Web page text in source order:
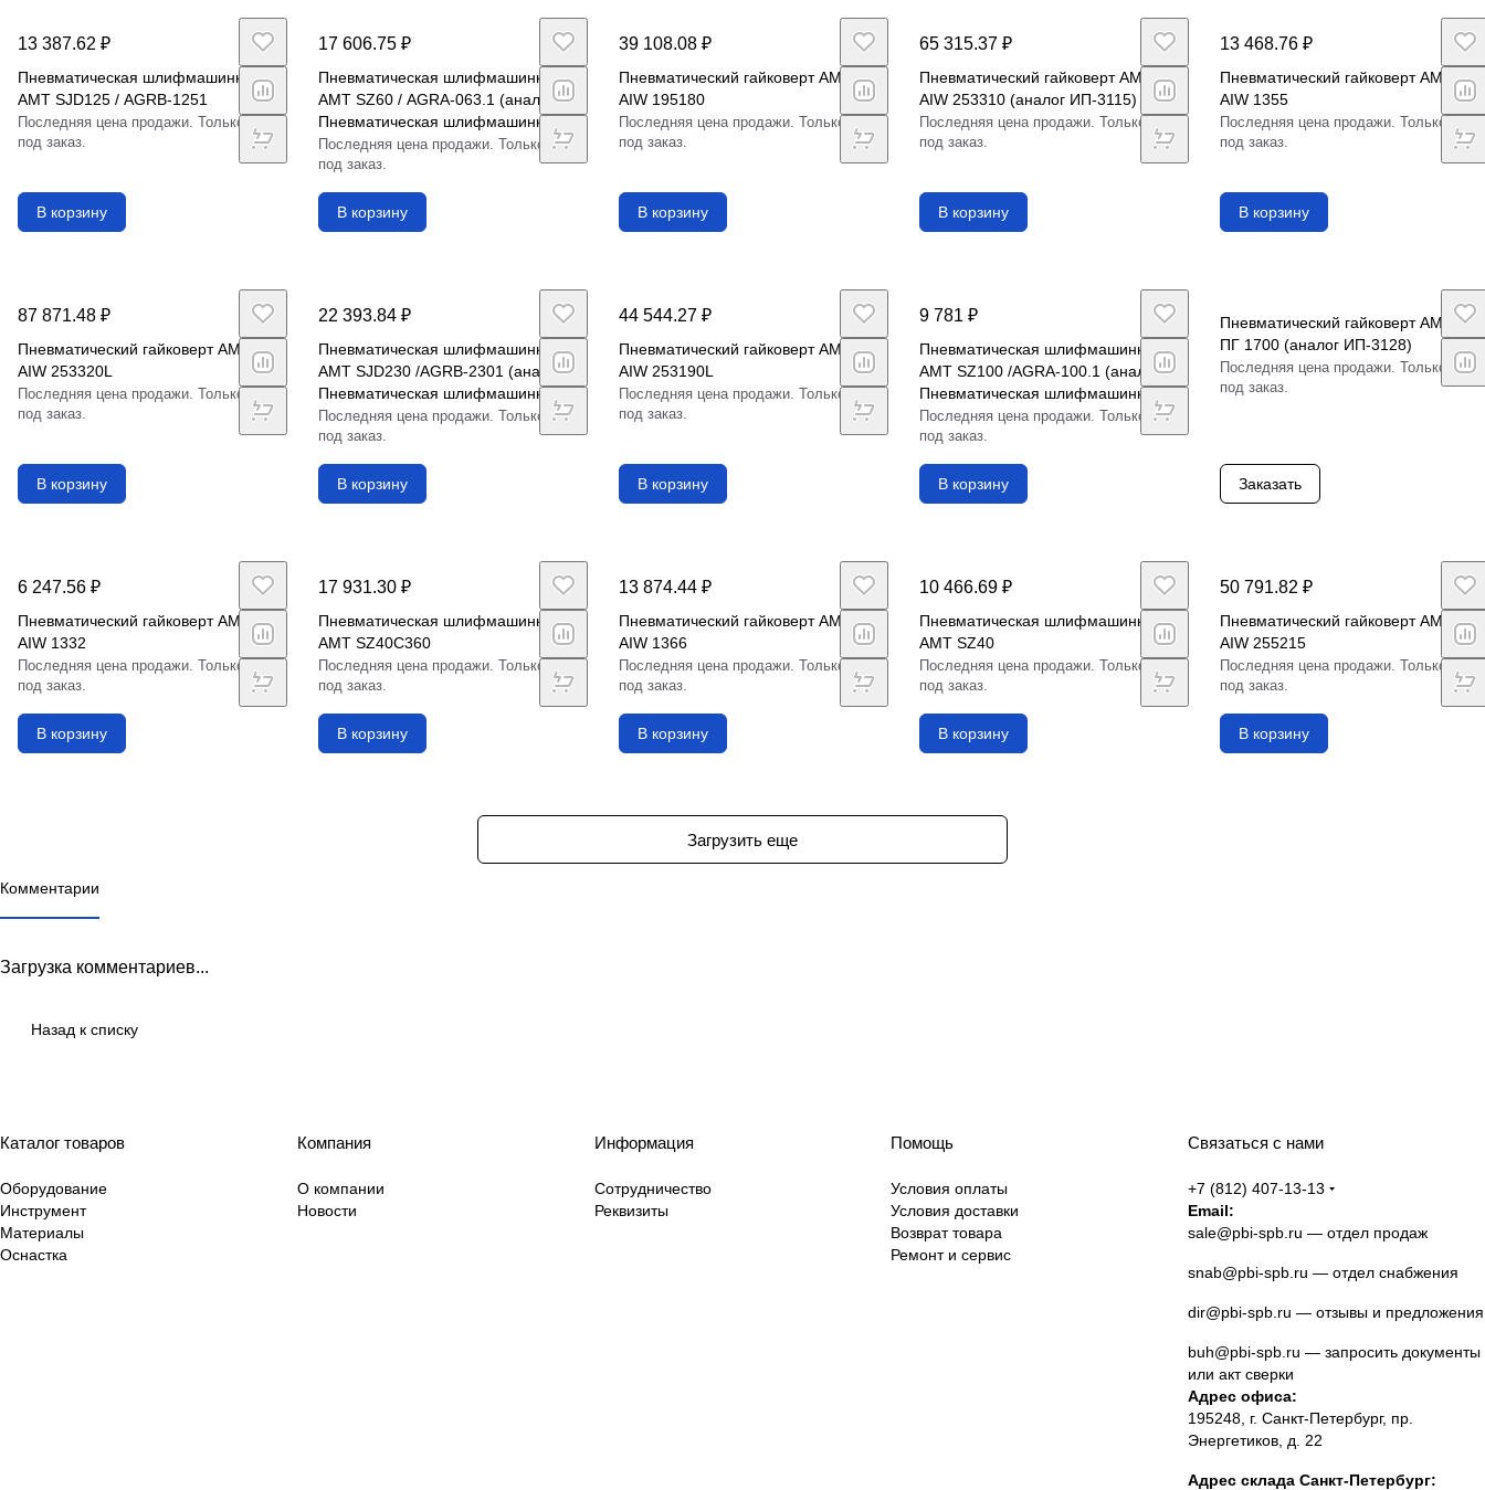
13 387.62 ₽
Пневматическая шлифмашинка
AMT SJD125 / AGRB-1251
Последняя цена продажи. Только
под заказ.
В корзину
17 606.75 ₽
Пневматическая шлифмашинка
AMT SZ60 / AGRA-063.1 (аналог
Пневматическая шлифмашинка
ИП-2020)
Последняя цена продажи. Только
под заказ.
В корзину
39 108.08 ₽
Пневматический гайковерт AMT
AIW 195180
Последняя цена продажи. Только
под заказ.
В корзину
65 315.37 ₽
Пневматический гайковерт AMT
AIW 253310 (аналог ИП-3115)
Последняя цена продажи. Только
под заказ.
В корзину
13 468.76 ₽
Пневматический гайковерт AMT
AIW 1355
Последняя цена продажи. Только
под заказ.
В корзину
87 871.48 ₽
Пневматический гайковерт AMT
AIW 253320L
Последняя цена продажи. Только
под заказ.
В корзину
22 393.84 ₽
Пневматическая шлифмашинка
AMT SJD230 /AGRB-2301 (аналог
Пневматическая шлифмашинка
ИП-2110)
Последняя цена продажи. Только
под заказ.
В корзину
44 544.27 ₽
Пневматический гайковерт AMT
AIW 253190L
Последняя цена продажи. Только
под заказ.
В корзину
9 781 ₽
Пневматическая шлифмашинка
AMT SZ100 /AGRA-100.1 (аналог
Пневматическая шлифмашинка
ИП-2018)
Последняя цена продажи. Только
под заказ.
В корзину
Пневматический гайковерт AMT
ПГ 1700 (аналог ИП-3128)
Последняя цена продажи. Только
под заказ.
Заказать
6 247.56 ₽
Пневматический гайковерт AMT
AIW 1332
Последняя цена продажи. Только
под заказ.
В корзину
17 931.30 ₽
Пневматическая шлифмашинка
AMT SZ40C360
Последняя цена продажи. Только
под заказ.
В корзину
13 874.44 ₽
Пневматический гайковерт AMT
AIW 1366
Последняя цена продажи. Только
под заказ.
В корзину
10 466.69 ₽
Пневматическая шлифмашинка
AMT SZ40
Последняя цена продажи. Только
под заказ.
В корзину
50 791.82 ₽
Пневматический гайковерт AMT
AIW 255215
Последняя цена продажи. Только
под заказ.
В корзину
Загрузить еще
Комментарии
Загрузка комментариев...
Назад к списку
Каталог товаров
Оборудование
Инструмент
Материалы
Оснастка
Компания
О компании
Новости
Информация
Сотрудничество
Реквизиты
Помощь
Условия оплаты
Условия доставки
Возврат товара
Ремонт и сервис
Связаться с нами
+7 (812) 407-13-13
Email:
sale@pbi-spb.ru — отдел продаж
snab@pbi-spb.ru — отдел снабжения
dir@pbi-spb.ru — отзывы и предложения
buh@pbi-spb.ru — запросить документы
или акт сверки
Адрес офиса:
195248, г. Санкт-Петербург, пр.
Энергетиков, д. 22
Адрес склада Санкт-Петербург: